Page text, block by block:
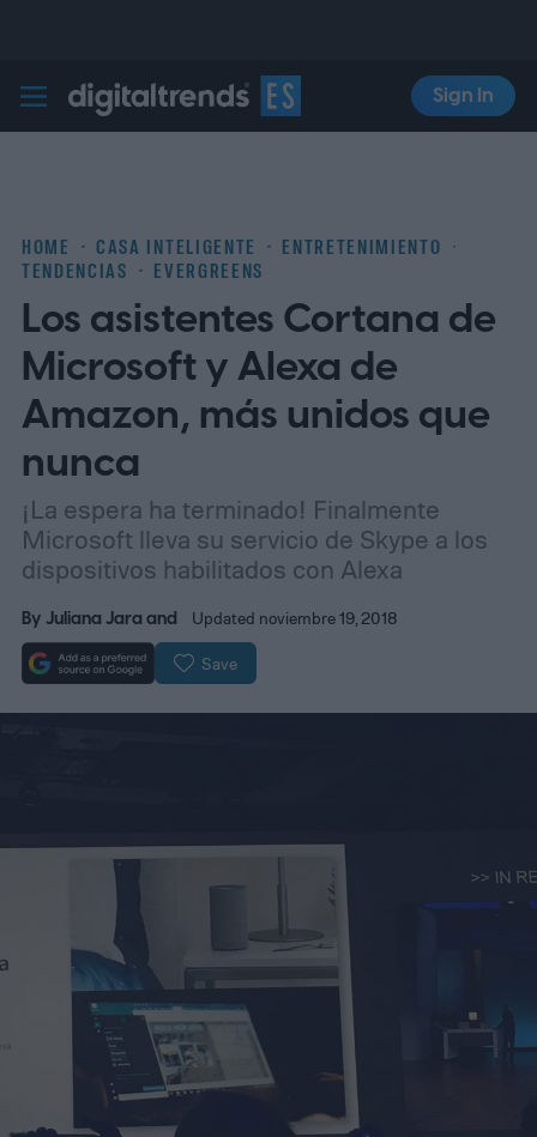
Digital Trends Español
Sign In
HOME CASA INTELIGENTE
ENTRETENIMIENTO
TENDENCIAS
EVERGREENS
Los asistentes Cortana de
Microsoft y Alexa de
Amazon, más unidos que
nunca
¡La espera ha terminado! Finalmente
Microsoft lleva su servicio de Skype a los
dispositivos habilitados con Alexa
ByJuliana Jaraand Updated noviembre 19, 2018
Save